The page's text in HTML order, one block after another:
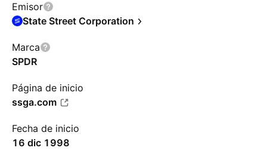
Emisor
State Street Corporation
Marca
SPDR
Página de inicio
ssga.com
Fecha de inicio
16 dic 1998